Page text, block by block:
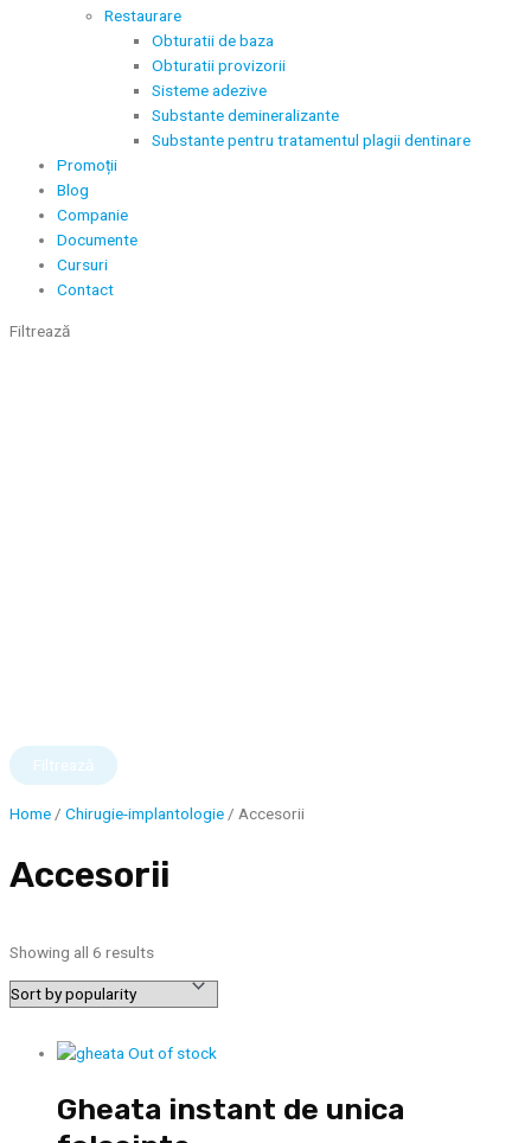
Restaurare
Obturatii de baza
Obturatii provizorii
Sisteme adezive
Substante demineralizante
Substante pentru tratamentul plagii dentinare
Promoții
Blog
Companie
Documente
Cursuri
Contact
Filtrează
Filtrează
Home / Chirugie-implantologie / Accesorii
Accesorii
Showing all 6 results
Out of stock
Gheata instant de unica